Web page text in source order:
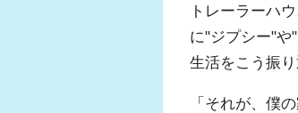
トレーラーハ
に"ジプシー"や
生活をこう振り
「それが、僕